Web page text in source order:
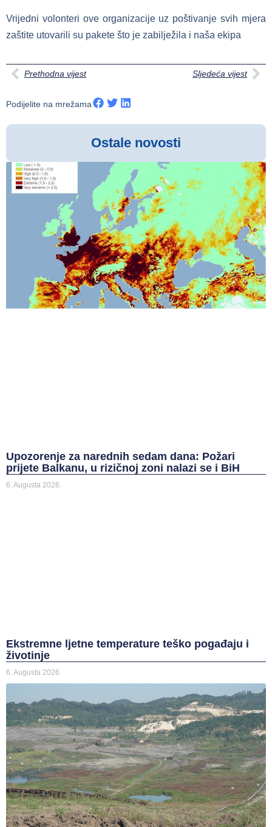
Vrijedni volonteri ove organizacije uz poštivanje svih mjera
zaštite utovarili su pakete što je zabilježila i naša ekipa
Prethodna vijest Sljedeća vijest
Podijelite na mrežama
Ostale novosti
Upozorenje za narednih sedam dana: Požari
prijete Balkanu, u rizičnoj zoni nalazi se i BiH
6. Augusta 2026.
Ekstremne ljetne temperature teško pogađaju i
životinje
6. Augusta 2026.